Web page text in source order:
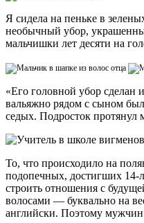
Я сидела на пеньке в
необычный убор,
мальчишки лет десяти на
«Его головной убор сделан
вальяжно рядом с сыном
седых. Подросток протянул
То, что происходило на
подопечных, достигших 14-
строить отношения с
волосами — буквально на
английски. Поэтому